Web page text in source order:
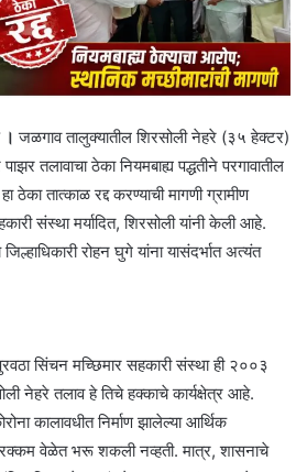
। जळगाव तालुक्यातील शिरसोली नेहरे (३५ हेक्टर)
पाझर तलावाचा ठेका नियमबाह्य पद्धतीने परगावातील
ठेका तात्काळ रद्द करण्याची मागणी ग्रामीण
संस्था मर्यादित, शिरसोली यांनी केली आहे.
रोहन घुगे यांना यासंदर्भात अत्यंत
सिंचन मच्छिमार सहकारी संस्था ही २००३
नेहरे तलाव हे तिचे हक्काचे कार्यक्षेत्र आहे.
कालावधीत निर्माण झालेल्या आर्थिक
वेळेत भरू शकली नव्हती. मात्र, शासनाचे